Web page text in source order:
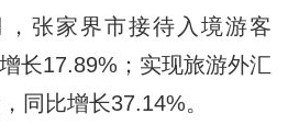
家界市接待入境游客
长17.89%；实现旅游外汇
同比增长37.14%。